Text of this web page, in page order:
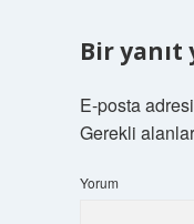
Bir yanıt
E-posta
Gerekli
Yorum